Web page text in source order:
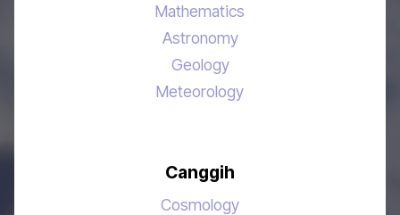
Mathematics
Astronomy
Geology
Meteorology
Canggih
Cosmology